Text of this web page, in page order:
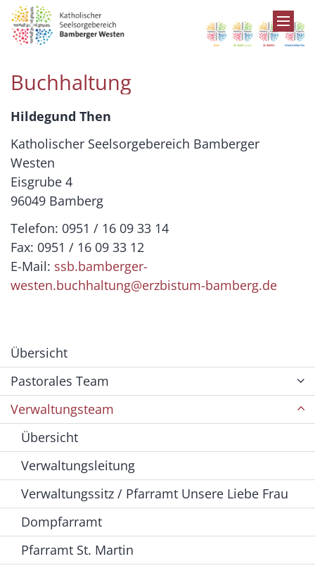
Zum Inhalt springen
Buchhaltung
Hildegund Then
Katholischer Seelsorgebereich Bamberger
Westen
Eisgrube 4
96049 Bamberg
Telefon: 0951 / 16 09 33 14
Fax: 0951 / 16 09 33 12
E-Mail: ssb.bamberger-
westen.buchhaltung@erzbistum-bamberg.de
Übersicht
Pastorales Team
Verwaltungsteam
Übersicht
Verwaltungsleitung
Verwaltungssitz / Pfarramt Unsere Liebe Frau
Dompfarramt
Pfarramt St. Martin